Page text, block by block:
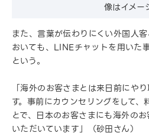
像はイメー
また、言葉が伝わりにくい外国人
おいても、LINEチャットを用いた
という。
「海外のお客さまとは来日前にや
す。事前にカウンセリングをして
とで、日本のお客さまにも海外の
いただいています」（砂田さん）